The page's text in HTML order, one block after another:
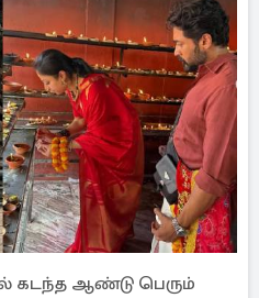
கடந்த ஆண்டு பெரும்